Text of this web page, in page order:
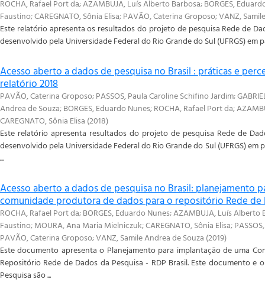
ROCHA, Rafael Port da;AZAMBUJA, Luís Alberto Barbosa;BORGES,
Faustino;CAREGNATO, Sônia Elisa;PAVÃO, Caterina Groposo;VANZ,
Este relatório apresenta os resultados do projeto de pesquisa Rede de
desenvolvido pela Universidade Federal do Rio Grande do Sul (UFRGS) em
Acesso aberto a dados de pesquisa no Brasil : práticas e
relatório 2018
PAVÃO, Caterina Groposo;PASSOS, Paula Caroline Schifino Jardim;
Andrea de Souza;BORGES, Eduardo Nunes;ROCHA, Rafael Port da;
CAREGNATO, Sônia Elisa (2018)
Este relatório apresenta resultados do projeto de pesquisa Rede de
desenvolvido pela Universidade Federal do Rio Grande do Sul (UFRGS)
...
Acesso aberto a dados de pesquisa no Brasil: planejamento
comunidade produtora de dados para o repositório Rede de
ROCHA, Rafael Port da; BORGES, Eduardo Nunes; AZAMBUJA, Luís Alberto
Faustino; MOURA, Ana Maria Mielniczuk; CAREGNATO, Sônia Elisa;
PAVÃO, Caterina Groposo; VANZ, Samile Andrea de Souza (2019)
Este documento apresenta o Planejamento para implantação de uma
Repositório Rede de Dados da Pesquisa - RDP Brasil. Este documento
Pesquisa são ...